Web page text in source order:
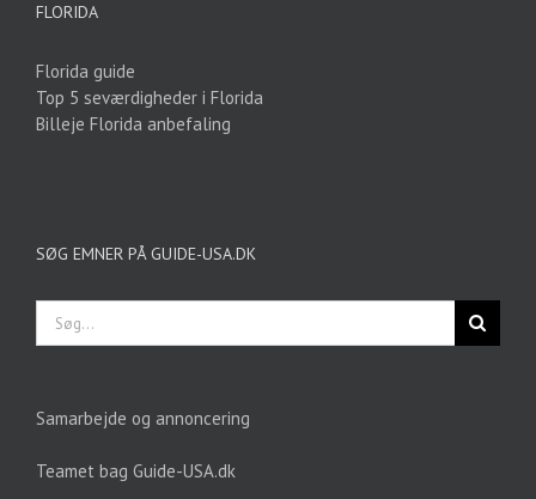
FLORIDA
Florida guide
Top 5 seværdigheder i Florida
Billeje Florida anbefaling
SØG EMNER PÅ GUIDE-USA.DK
Søg
efter:
Samarbejde og annoncering
Teamet bag Guide-USA.dk